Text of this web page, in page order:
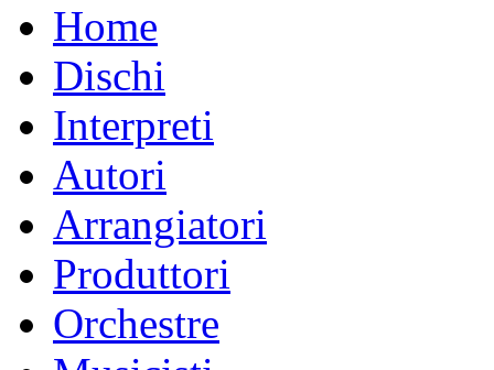
Home
Dischi
Interpreti
Autori
Arrangiatori
Produttori
Orchestre